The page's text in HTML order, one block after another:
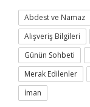
Abdest ve Namaz
Alışveriş Bilgileri
Günün Sohbeti
Merak Edilenler
İman